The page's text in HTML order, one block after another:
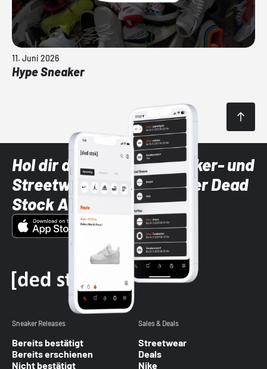
11. Juni 2026
Hype Sneaker
Hol dir die neuesten Sneaker- und
Streetwear-Brands mit der Dead
Stock App
Sneaker Releases
Bereits bestätigt
Bereits erschienen
Nicht bestätigt
Sales & Deals
Streetwear
Deals
Nike